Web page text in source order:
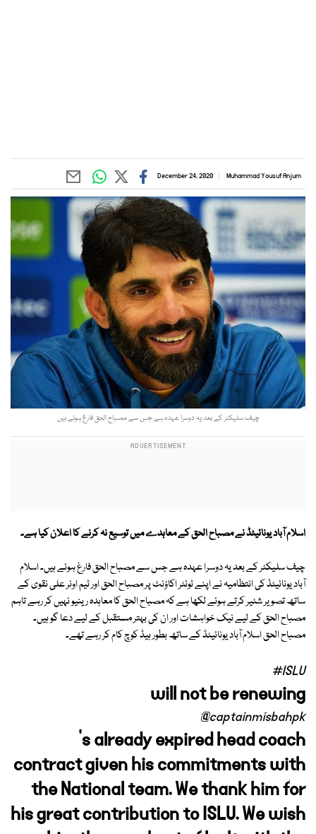
Muhammad Yousuf Anjum
December 24, 2020
چیف سلیکٹر کے بعد یہ دوسرا عہدہ ہے جس سے مصباح الحق فارغ ہوئے ہیں
اسلام آباد یونائیٹڈ نے مصباح الحق کے معاہدے میں توسیع نہ کرنے کا اعلان کیا ہے۔
چیف سلیکٹر کے بعد یہ دوسرا عہدہ ہے جس سے مصباح الحق فارغ ہوئے ہیں۔ اسلام
آباد یونائیٹڈ کی انتظامیہ نے اپنے ٹوئٹر اکاؤنٹ پر مصباح الحق اور ٹیم اونر علی نقوی کے
ساتھ تصویر شئیر کرتے ہوئے لکھا ہے کہ مصباح الحق کا معاہدہ رینیو نہیں کر رہے تاہم
مصباح الحق کے لیے نیک خواہشات اور ان کی بہتر مستقبل کے لیے دعا گو ہیں۔
مصباح الحق اسلام آباد یونائیٹڈ کے ساتھ بطور ہیڈ کوچ کام کر رہے تھے۔
#ISLU
will not be renewing
@captainmisbahpk
’s already expired head coach
contract given his commitments with
the National team. We thank him for
his great contribution to ISLU. We wish